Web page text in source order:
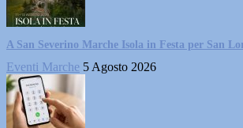
A San Severino Marche Isola in Festa per San
Eventi Marche 5 Agosto 2026